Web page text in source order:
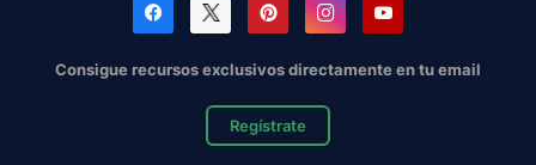
Consigue recursos exclusivos directamente en tu email
Regístrate